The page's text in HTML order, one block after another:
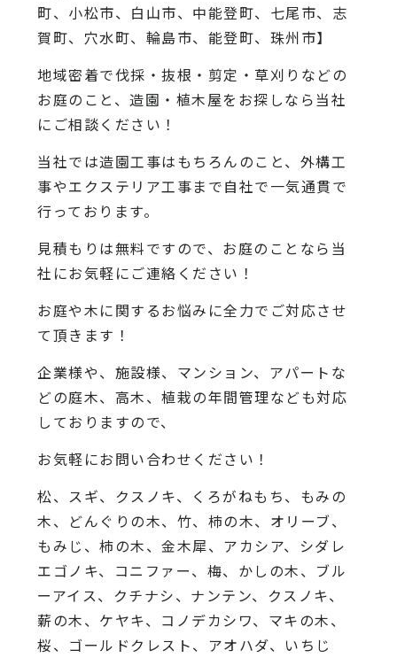
町、小松市、白山市、中能登町、七尾市、志
賀町、穴水町、輪島市、能登町、珠州市】
地域密着で伐採・抜根・剪定・草刈りなどの
お庭のこと、造園・植木屋をお探しなら当社
にご相談ください！
当社では造園工事はもちろんのこと、外構工
事やエクステリア工事まで自社で一気通貫で
行っております。
見積もりは無料ですので、お庭のことなら当
社にお気軽にご連絡ください！
お庭や木に関するお悩みに全力でご対応させ
て頂きます！
企業様や、施設様、マンション、アパートな
どの庭木、高木、植栽の年間管理なども対応
しておりますので、
お気軽にお問い合わせください！
松、スギ、クスノキ、くろがねもち、もみの
木、どんぐりの木、竹、柿の木、オリーブ、
もみじ、柿の木、金木犀、アカシア、シダレ
エゴノキ、コニファー、梅、かしの木、ブル
ーアイス、クチナシ、ナンテン、クスノキ、
薪の木、ケヤキ、コノデカシワ、マキの木、
桜、ゴールドクレスト、アオハダ、いちじ